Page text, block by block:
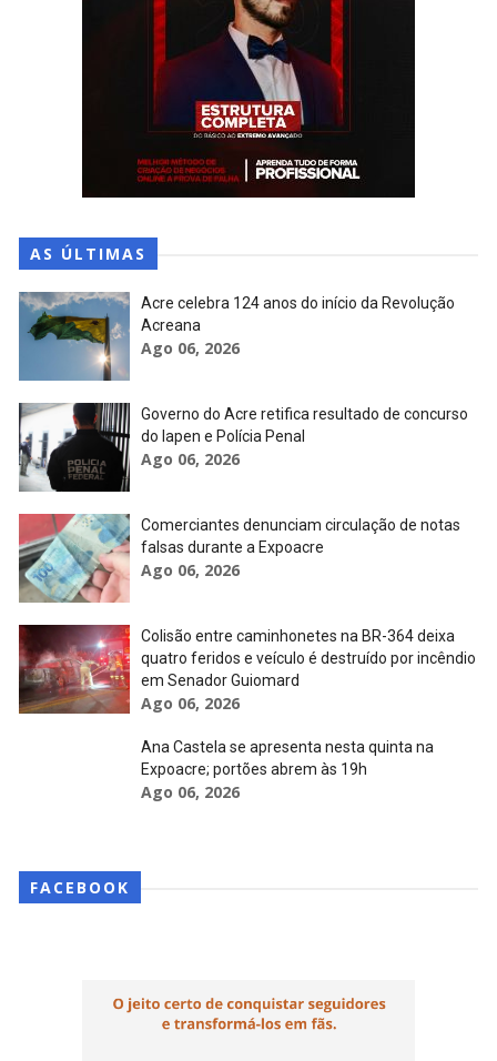
AS ÚLTIMAS
Acre celebra 124 anos do início da Revolução
Acreana
Ago 06, 2026
Governo do Acre retifica resultado de concurso
do Iapen e Polícia Penal
Ago 06, 2026
Comerciantes denunciam circulação de notas
falsas durante a Expoacre
Ago 06, 2026
Colisão entre caminhonetes na BR-364 deixa
quatro feridos e veículo é destruído por incêndio
em Senador Guiomard
Ago 06, 2026
Ana Castela se apresenta nesta quinta na
Expoacre; portões abrem às 19h
Ago 06, 2026
FACEBOOK